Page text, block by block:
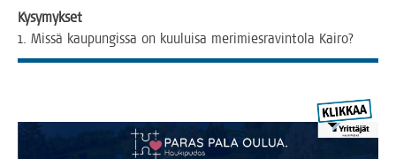
Kysy­myk­set
1. Mis­sä kau­pun­gis­sa on kuu­lui­sa meri­mies­ra­vin­to­la Kairo?